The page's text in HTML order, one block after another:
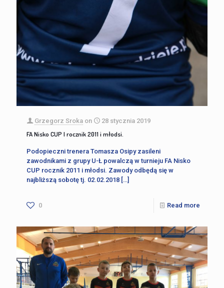
Grzegorz Sroka on 28 stycznia 2019
FA Nisko CUP I rocznik 2011 i młodsi.
Podopieczni trenera Tomasza Osipy zasileni
zawodnikami z grupy U-Ł powalczą w turnieju FA Nisko
CUP rocznik 2011 i młodsi. Zawody odbędą się w
najbliższą sobotę tj. 02.02.2018 […]
0 Read more